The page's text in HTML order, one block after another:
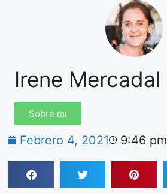
Irene Mercadal
Sobre mí
Febrero 4, 2021 9:46 pm